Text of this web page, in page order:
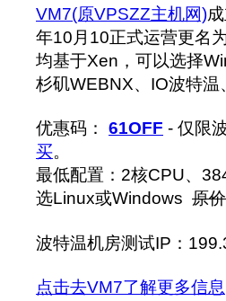
VM7(原VPSZZ主机网)
年10月10正式运营更名
均基于Xen，可以选择
杉矶WEBNX、IO波特
优惠码： 61OFF - 仅限
买。
最低配置：2核CPU、
选Linux或Windows 原
波特温机房测试IP：
点击去VM7了解更多信息